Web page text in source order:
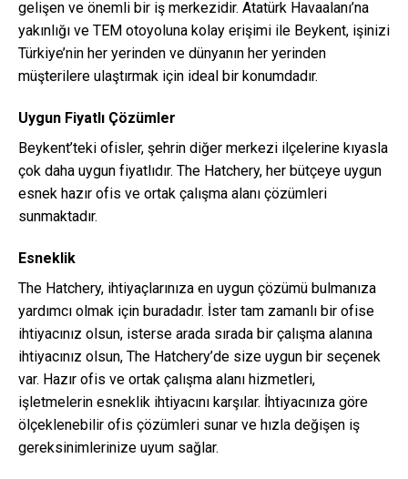
gelişen ve önemli bir iş merkezidir. Atatürk Havaalanı’na
yakınlığı ve TEM otoyoluna kolay erişimi ile Beykent, işinizi
Türkiye’nin her yerinden ve dünyanın her yerinden
müşterilere ulaştırmak için ideal bir konumdadır.
Uygun Fiyatlı Çözümler
Beykent’teki ofisler, şehrin diğer merkezi ilçelerine kıyasla
çok daha uygun fiyatlıdır. The Hatchery, her bütçeye uygun
esnek hazır ofis ve ortak çalışma alanı çözümleri
sunmaktadır.
Esneklik
The Hatchery, ihtiyaçlarınıza en uygun çözümü bulmanıza
yardımcı olmak için buradadır. İster tam zamanlı bir ofise
ihtiyacınız olsun, isterse arada sırada bir çalışma alanına
ihtiyacınız olsun, The Hatchery’de size uygun bir seçenek
var. Hazır ofis ve ortak çalışma alanı hizmetleri,
işletmelerin esneklik ihtiyacını karşılar. İhtiyacınıza göre
ölçeklenebilir ofis çözümleri sunar ve hızla değişen iş
gereksinimlerinize uyum sağlar.